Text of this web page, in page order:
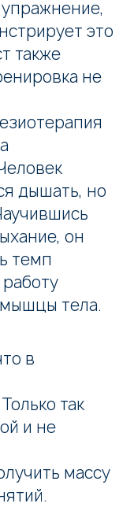
это
также
не
дышать, но
он
темп
тела.
в
так
и не
массу